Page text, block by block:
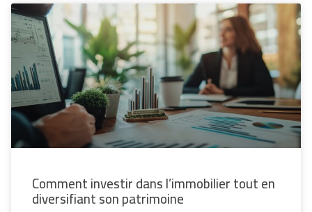
Comment investir dans l’immobilier tout en
diversifiant son patrimoine